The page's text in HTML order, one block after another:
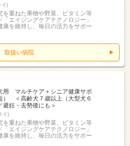
)
を重ねた果物や野菜、ビタミン等
「エイジングケアテクノロジー」
康を維持し、毎日の活力をサポー
取扱い病院
用 マルチケア＋シニア健康サポ
） ＜高齢犬７歳以上（大型犬６
避妊・去勢後にも＞
イ)
を重ねた果物や野菜、ビタミン等
「エイジングケアテクノロジー」
康を維持し、毎日の活力をサポー